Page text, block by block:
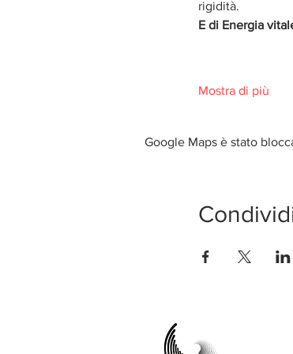
rigidità.
E di Energia
Mostra di più
Google Maps è stato